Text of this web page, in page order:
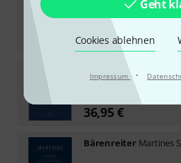
Geht
Cookies ablehnen
Impressum ·
Sofort lieferbar
39,50€
Bärenreiter
Sofort lieferbar
36,95€
Bärenreiter Martines